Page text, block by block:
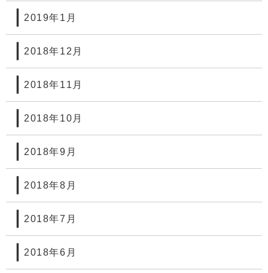
2019年1月
2018年12月
2018年11月
2018年10月
2018年9月
2018年8月
2018年7月
2018年6月